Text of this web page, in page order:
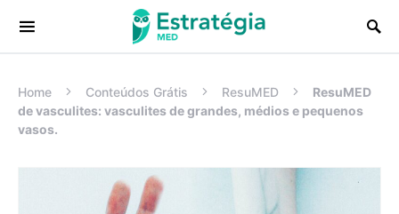
Procurar:
Home Conteúdos Grátis ResuMED
ResuMED
de vasculites: vasculites de grandes, médios e pequenos
vasos.